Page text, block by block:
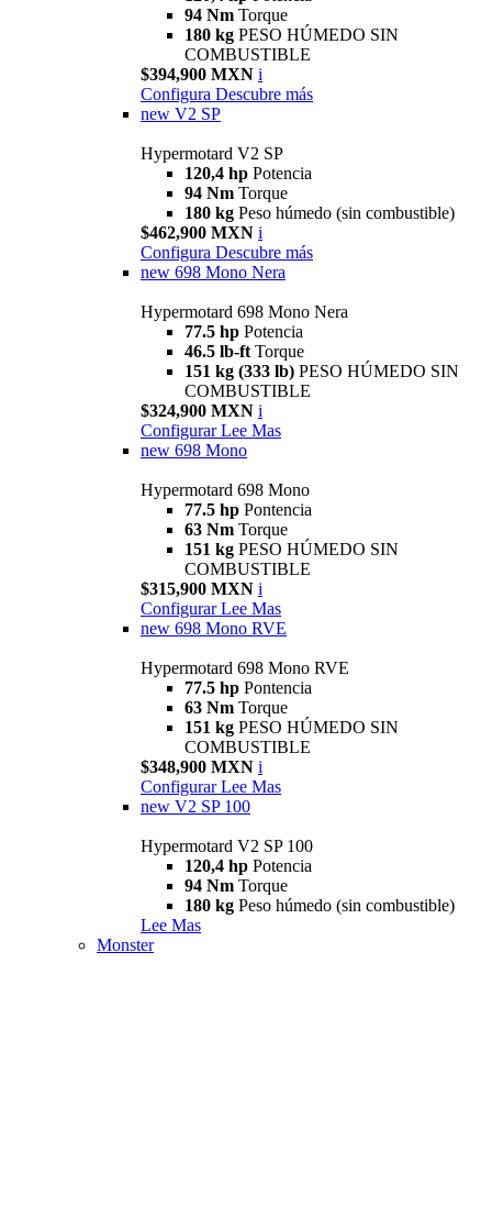
94 Nm Torque
180 kg PESO HÚMEDO SIN
COMBUSTIBLE
$394,900 MXN i
Configura Descubre más
new V2 SP
Hypermotard V2 SP
120,4 hp Potencia
94 Nm Torque
180 kg Peso húmedo (sin combustible)
$462,900 MXN i
Configura Descubre más
new 698 Mono Nera
Hypermotard 698 Mono Nera
77.5 hp Potencia
46.5 lb-ft Torque
151 kg (333 lb) PESO HÚMEDO SIN
COMBUSTIBLE
$324,900 MXN i
Configurar Lee Mas
new 698 Mono
Hypermotard 698 Mono
77.5 hp Pontencia
63 Nm Torque
151 kg PESO HÚMEDO SIN
COMBUSTIBLE
$315,900 MXN i
Configurar Lee Mas
new 698 Mono RVE
Hypermotard 698 Mono RVE
77.5 hp Pontencia
63 Nm Torque
151 kg PESO HÚMEDO SIN
COMBUSTIBLE
$348,900 MXN i
Configurar Lee Mas
new V2 SP 100
Hypermotard V2 SP 100
120,4 hp Potencia
94 Nm Torque
180 kg Peso húmedo (sin combustible)
Lee Mas
Monster